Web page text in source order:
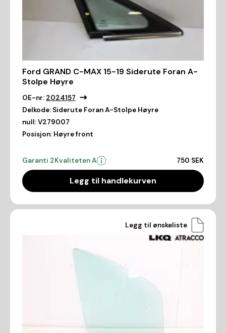
Ford GRAND C-MAX 15-19 Siderute Foran A-
Stolpe Høyre
OE-nr: 2024157
Delkode: Siderute Foran A-Stolpe Høyre
null:V279007
Posisjon: Høyre front
Garanti 2Kvaliteten A 750 SEK
Legg til handlekurven
Legg til ønskeliste